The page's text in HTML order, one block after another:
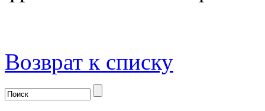
Возврат к списку